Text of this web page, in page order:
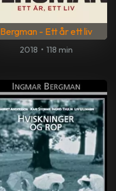
Bergman - Ett år ett liv
2018 • 118 min